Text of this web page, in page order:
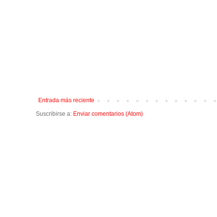
Entrada más reciente
Suscribirse a: Enviar comentarios (Atom)